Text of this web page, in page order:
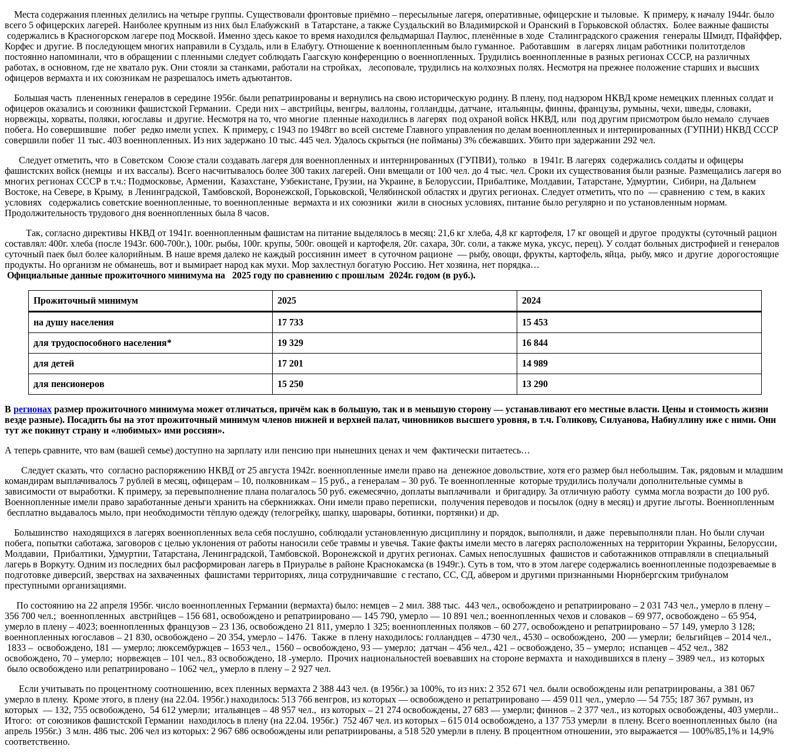
Места содержания пленных делились на четыре группы. Существовали фронтовые приёмно – пересыльные лагеря, оперативные, офицерские и тыловые. К примеру, к началу 1944г. было
всего 5 офицерских лагерей. Наиболее крупным из них был Елабужский в Татарстане, а также Суздальский во Владимирской и Оранский в Горьковской областях. Более важные фашисты
содержались в Красногорском лагере под Москвой. Именно здесь какое то время находился фельдмаршал Паулюс, пленённые в ходе Сталинградского сражения генералы Шмидт, Пфайффер,
Корфес и другие. В последующем многих направили в Суздаль, или в Елабугу. Отношение к военнопленным было гуманное. Работавшим в лагерях лицам работники политотделов
постоянно напоминали, что в обращении с пленными следует соблюдать Гаагскую конференцию о военнопленных. Трудились военнопленные в разных регионах СССР, на различных
работах, в основном, где не хватало рук. Они стояли за станками, работали на стройках, лесоповале, трудились на колхозных полях. Несмотря на прежнее положение старших и высших
офицеров вермахта и их союзникам не разрешалось иметь адъютантов.
Большая часть плененных генералов в середине 1956г. были репатриированы и вернулись на свою историческую родину. В плену, под надзором НКВД кроме немецких пленных солдат и
офицеров оказались и союзники фашистской Германии. Среди них – австрийцы, венгры, валлоны, голландцы, датчане, итальянцы, финны, французы, румыны, чехи, шведы, словаки,
норвежцы, хорваты, поляки, югославы и другие. Несмотря на то, что многие пленные находились в лагерях под охраной войск НКВД, или под другим присмотром было немало случаев
побега. Но совершившие побег редко имели успех. К примеру, с 1943 по 1948гг во всей системе Главного управления по делам военнопленных и интернированных (ГУПНИ) НКВД СССР
совершили побег 11 тыс. 403 военнопленных. Из них задержано 10 тыс. 445 чел. Удалось скрыться (не пойманы) 3% сбежавших. Убито при задержании 292 чел.
Следует отметить, что в Советском Союзе стали создавать лагеря для военнопленных и интернированных (ГУПВИ), только в 1941г. В лагерях содержались солдаты и офицеры
фашистских войск (немцы и их вассалы). Всего насчитывалось более 300 таких лагерей. Они вмещали от 100 чел. до 4 тыс. чел. Сроки их существования были разные. Размещались лагеря во
многих регионах СССР в т.ч.: Подмосковье, Армении, Казахстане, Узбекистане, Грузии, на Украине, в Белоруссии, Прибалтике, Молдавии, Татарстане, Удмуртии, Сибири, на Дальнем
Востоке, на Севере, в Крыму, в Ленинградской, Тамбовской, Воронежской, Горьковской, Челябинской областях и других регионах. Следует отметить, что по — сравнению с тем, в каких
условиях содержались советские военнопленные, то военнопленные вермахта и их союзники жили в сносных условиях, питание было регулярно и по установленным нормам.
Продолжительность трудового дня военнопленных была 8 часов.
Так, согласно директивы НКВД от 1941г. военнопленным фашистам на питание выделялось в месяц: 21,6 кг хлеба, 4,8 кг картофеля, 17 кг овощей и другое продукты (суточный рацион
составлял: 400г. хлеба (после 1943г. 600-700г.), 100г. рыбы, 100г. крупы, 500г. овощей и картофеля, 20г. сахара, 30г. соли, а также мука, уксус, перец). У солдат больных дистрофией и генералов
суточный паек был более калорийным. В наше время далеко не каждый россиянин имеет в суточном рационе — рыбу, овощи, фрукты, картофель, яйца, рыбу, мясо и другие дорогостоящие
продукты. Но организм не обманешь, вот и вымирает народ как мухи. Мор захлестнул богатую Россию. Нет хозяина, нет порядка…
Официальные данные прожиточного минимума на 2025 году по сравнению с прошлым 2024г. годом (в руб.).
Прожиточный минимум 2025 2024
на душу населения 17 733 15 453
для трудоспособного населения* 19 329 16 844
для детей 17 201 14 989
для пенсионеров 15 250 13 290
В регионах размер прожиточного минимума может отличаться, причём как в большую, так и в меньшую сторону — устанавливают его местные власти. Цены и стоимость жизни
везде разные). Посадить бы на этот прожиточный минимум членов нижней и верхней палат, чиновников высшего уровня, в т.ч. Голикову, Силуанова, Набиуллину иже с ними. Они
тут же покинут страну и «любимых» ими россиян».
А теперь сравните, что вам (вашей семье) доступно на зарплату или пенсию при нынешних ценах и чем фактически питаетесь…
Следует сказать, что согласно распоряжению НКВД от 25 августа 1942г. военнопленные имели право на денежное довольствие, хотя его размер был небольшим. Так, рядовым и младшим
командирам выплачивалось 7 рублей в месяц, офицерам – 10, полковникам – 15 руб., а генералам – 30 руб. Те военнопленные которые трудились получали дополнительные суммы в
зависимости от выработки. К примеру, за перевыполнение плана полагалось 50 руб. ежемесячно, доплаты выплачивали и бригадиру. За отличную работу сумма могла возрасти до 100 руб.
Военнопленные имели право заработанные деньги хранить на сберкнижках. Они имели право переписки, получения переводов и посылок (одну в месяц) и другие льготы. Военнопленным
бесплатно выдавалось мыло, при необходимости тёплую одежду (телогрейку, шапку, шаровары, ботинки, портянки) и др.
Большинство находящихся в лагерях военнопленных вела себя послушно, соблюдали установленную дисциплину и порядок, выполняли, и даже перевыполняли план. Но были случаи
побега, попытки саботажа, заговоров с целью уклонения от работы наносили себе травмы и увечья. Такие факты имели место в лагерях расположенных на территории Украины, Белоруссии,
Молдавии, Прибалтики, Удмуртии, Татарстана, Ленинградской, Тамбовской. Воронежской и других регионах. Самых непослушных фашистов и саботажников отправляли в специальный
лагерь в Воркуту. Одним из последних был расформирован лагерь в Приуралье в районе Краснокамска (в 1949г.). Суть в том, что в этом лагере содержались военнопленные подозреваемые в
подготовке диверсий, зверствах на захваченных фашистами территориях, лица сотрудничавшие с гестапо, СС, СД, абвером и другими признанными Нюрнбергским трибуналом
преступными организациями.
По состоянию на 22 апреля 1956г. число военнопленных Германии (вермахта) было: немцев – 2 мил. 388 тыс. 443 чел., освобождено и репатриировано – 2 031 743 чел., умерло в плену –
356 700 чел.; военнопленных австрийцев – 156 681, освобождено и репатриировано — 145 790, умерло — 10 891 чел.; военнопленных чехов и словаков – 69 977, освобождено – 65 954,
умерло в плену – 4023; военнопленных французов – 23 136, освобождено 21 811, умерло 1 325; военнопленных поляков – 60 277, освобождено и репатриировано – 57 149, умерло 3 128;
военнопленных югославов – 21 830, освобождено – 20 354, умерло – 1476. Также в плену находилось: голландцев – 4730 чел., 4530 – освобождено, 200 — умерли; бельгийцев – 2014 чел.,
1833 – освобождено, 181 — умерло; люксембуржцев – 1653 чел., 1560 – освобождено, 93 — умерло; датчан – 456 чел., 421 – освобождено, 35 – умерло; испанцев – 452 чел., 382
освобождено, 70 – умерло; норвежцев – 101 чел., 83 освобождено, 18 -умерло. Прочих национальностей воевавших на стороне вермахта и находившихся в плену – 3989 чел., из которых
было освобождено или репатриировано – 1062 чел,, умерло в плену – 2 927 чел.
Если учитывать по процентному соотношению, всех пленных вермахта 2 388 443 чел. (в 1956г.) за 100%, то из них: 2 352 671 чел. были освобождены или репатриированы, а 381 067
умерло в плену. Кроме этого, в плену (на 22.04. 1956г.) находилось: 513 766 венгров, из которых — освобождено и репатриировано — 459 011 чел., умерло — 54 755; 187 367 румын, из
которых — 132, 755 освобождено, 54 612 умерли; итальянцев – 48 957 чел., из которых – 21 274 освобождены, 27 683 — умерли; финнов – 2 377 чел., из которых освобождены, 403 умерли..
Итого: от союзников фашистской Германии находилось в плену (на 22.04. 1956г.) 752 467 чел. из которых – 615 014 освобождено, а 137 753 умерли в плену. Всего военнопленных было (на
апрель 1956г.) 3 млн. 486 тыс. 206 чел из которых: 2 967 686 освобождены или репатриированы, а 518 520 умерли в плену. В процентном отношении, это выражается — 100%/85,1% и 14,9%
соответственно.